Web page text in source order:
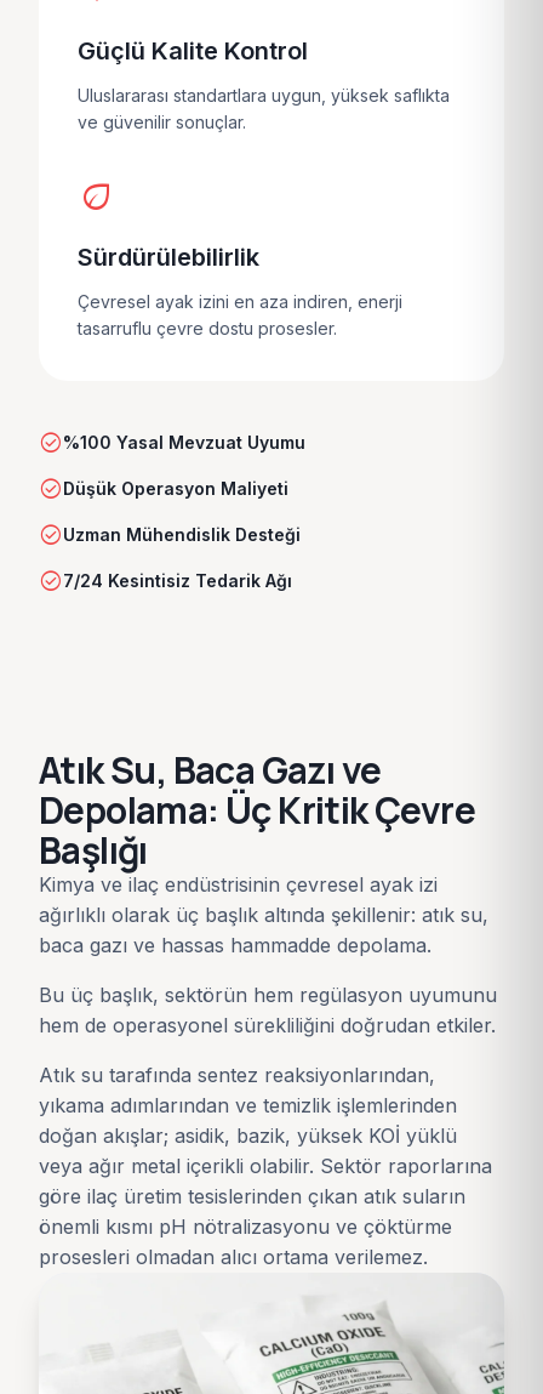
Güçlü Kalite Kontrol
Uluslararası standartlara uygun, yüksek saflıkta
ve güvenilir sonuçlar.
eco
Sürdürülebilirlik
Çevresel ayak izini en aza indiren, enerji
tasarruflu çevre dostu prosesler.
check_circle%100 Yasal Mevzuat Uyumu
check_circleDüşük Operasyon Maliyeti
check_circleUzman Mühendislik Desteği
check_circle7/24 Kesintisiz Tedarik Ağı
Atık Su, Baca Gazı ve
Depolama: Üç Kritik Çevre
Başlığı
Kimya ve ilaç endüstrisinin çevresel ayak izi
ağırlıklı olarak üç başlık altında şekillenir: atık su,
baca gazı ve hassas hammadde depolama.
Bu üç başlık, sektörün hem regülasyon uyumunu
hem de operasyonel sürekliliğini doğrudan etkiler.
Atık su tarafında sentez reaksiyonlarından,
yıkama adımlarından ve temizlik işlemlerinden
doğan akışlar; asidik, bazik, yüksek KOİ yüklü
veya ağır metal içerikli olabilir. Sektör raporlarına
göre ilaç üretim tesislerinden çıkan atık suların
önemli kısmı pH nötralizasyonu ve çöktürme
prosesleri olmadan alıcı ortama verilemez.